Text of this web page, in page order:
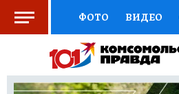
ФОТО ВИДЕО
СОЦПОДДЕРЖКА
ВЫБОР ЭКСПЕРТОВ